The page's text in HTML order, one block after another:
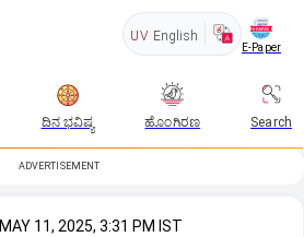
UV English
E-Paper
ದಿನ ಭವಿಷ್ಯ ಹೊಂಗಿರಣ Search
ADVERTISEMENT
MAY 11, 2025, 3:31 PM IST